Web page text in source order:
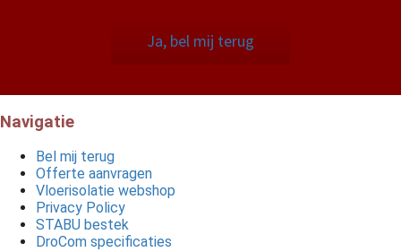
Ja, bel mij terug
Navigatie
Bel mij terug
Offerte aanvragen
Vloerisolatie webshop
Privacy Policy
STABU bestek
DroCom specificaties